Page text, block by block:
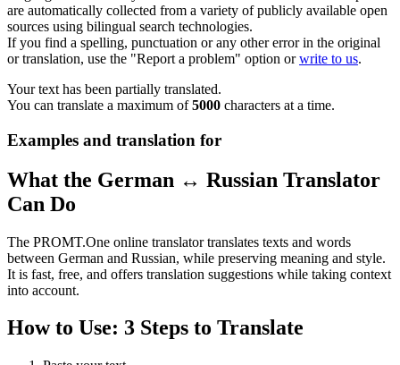
are automatically collected from a variety of publicly available open
sources using bilingual search technologies.
If you find a spelling, punctuation or any other error in the original
or translation, use the "Report a problem" option orwrite to us.
Your text has been partially translated.
You can translate a maximum of5000 characters at a time.
Examples and translation for
What the German ↔ Russian Translator
Can Do
The PROMT.One online translator translates texts and words
between German and Russian, while preserving meaning and style.
It is fast, free, and offers translation suggestions while taking context
into account.
How to Use: 3 Steps to Translate